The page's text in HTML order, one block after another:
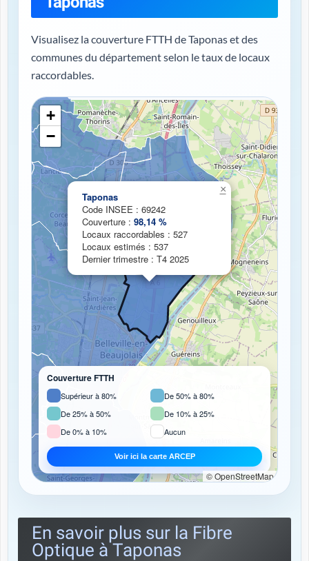
Visualisez la couverture FTTH de Taponas et des
communes du département selon le taux de locaux
raccordables.
Chargement de la carte de couverture fibre...
Taponas
Code INSEE : 69242
Couverture : 98,14 %
Locaux raccordables : 527
Locaux estimés : 537
Dernier trimestre : T4 2025
×
+
−
Couverture FTTH
Supérieur à 80%
De 50% à 80%
De 25% à 50%
De 10% à 25%
De 0% à 10%
Aucun
Voir ici la carte ARCEP
© OpenStreetMap
En savoir plus sur la Fibre
Optique à Taponas